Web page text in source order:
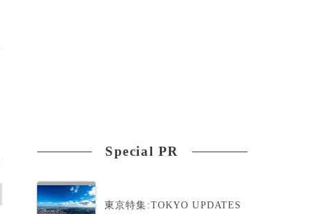
Special PR
東京特集:TOKYO UPDATES